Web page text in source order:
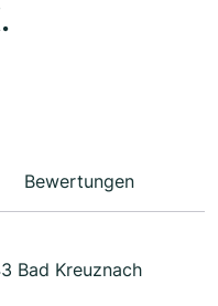
Bewertungen
Bad Kreuznach